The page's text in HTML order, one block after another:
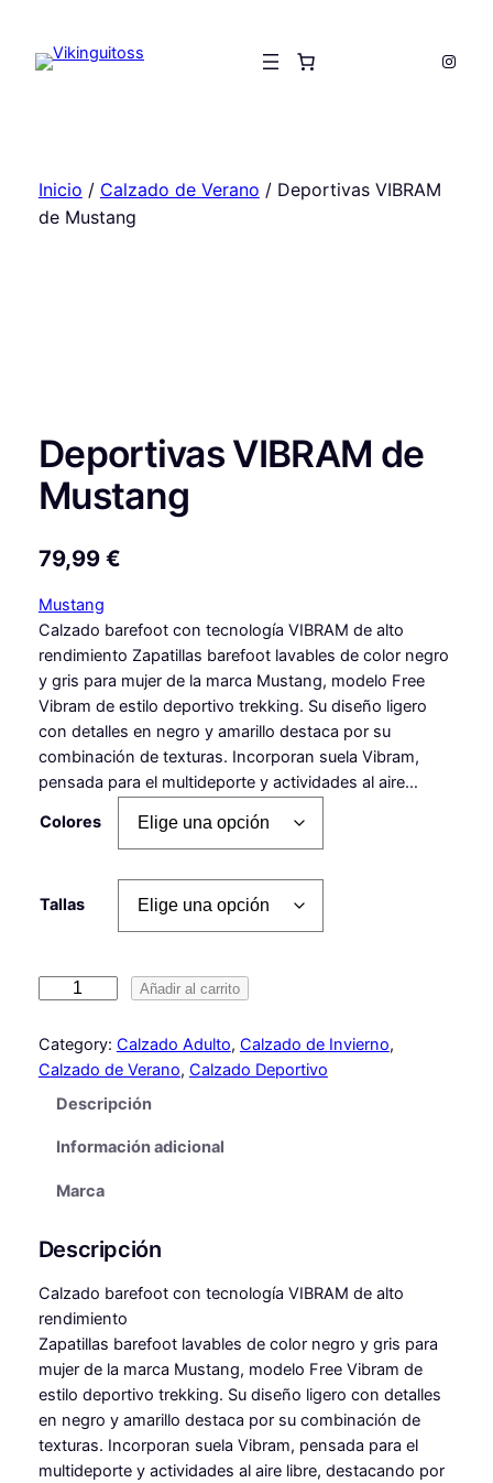
contenido
Inicio / Calzado de Verano / Deportivas VIBRAM
de Mustang
Deportivas VIBRAM de
Mustang
79,99 €
Mustang
Calzado barefoot con tecnología VIBRAM de alto
rendimiento Zapatillas barefoot lavables de color negro
y gris para mujer de la marca Mustang, modelo Free
Vibram de estilo deportivo trekking. Su diseño ligero
con detalles en negro y amarillo destaca por su
combinación de texturas. Incorporan suela Vibram,
pensada para el multideporte y actividades al aire…
Colores
Tallas
p
o
V
B
R
A
M
d
e
M
u
Añadir al carrito
Category: Calzado Adulto, Calzado de Invierno
Calzado de Verano, Calzado Deportivo
Descripción
Información adicional
Marca
Descripción
Calzado barefoot con tecnología VIBRAM de alto
rendimiento
Zapatillas barefoot lavables de color negro y gris para
mujer de la marca Mustang, modelo Free Vibram de
estilo deportivo trekking. Su diseño ligero con detalles
en negro y amarillo destaca por su combinación de
texturas. Incorporan suela Vibram, pensada para el
multideporte y actividades al aire libre, destacando por